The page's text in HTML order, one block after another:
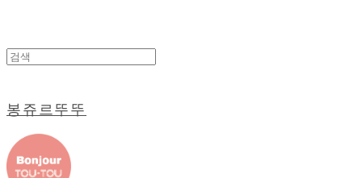
봉쥬르뚜뚜